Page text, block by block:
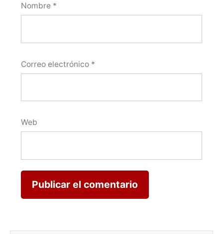
Nombre *
Correo electrónico *
Web